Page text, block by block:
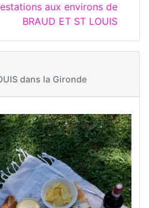
aux environs de
BRAUD ET ST LOUIS
dans la Gironde